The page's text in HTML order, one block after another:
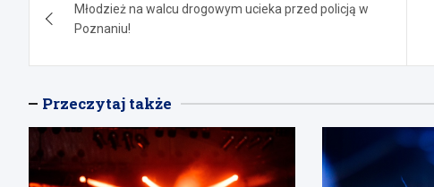
wpisu
Młodzież na walcu drogowym ucieka przed policją w
Poznaniu!
Przeczytaj także